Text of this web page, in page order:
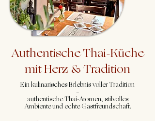
Authentische Thai-Küche
mit Herz & Tradition
Ein kulinarisches Erlebnis voller Tradition
–
authentische Thai-Aromen, stilvolles
Ambiente und echte Gastfreundschaft.